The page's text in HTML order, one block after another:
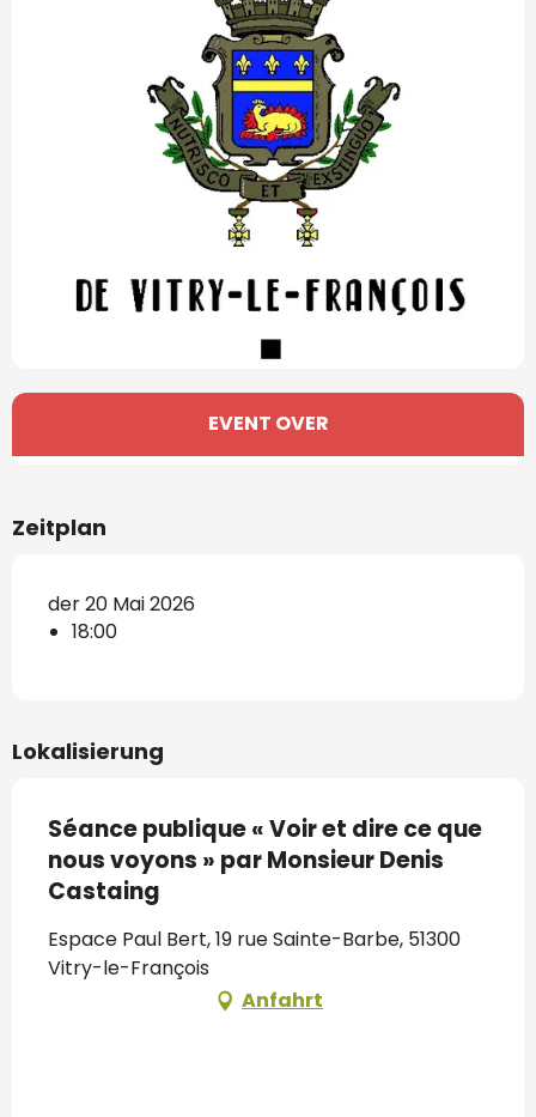
Öffnungszeiten & Kontaktdaten
EVENT OVER
Zeitplan
der 20 Mai 2026
18:00
Lokalisierung
Séance publique « Voir et dire ce que
nous voyons » par Monsieur Denis
Castaing
Espace Paul Bert, 19 rue Sainte-Barbe, 51300
Vitry-le-François
Anfahrt